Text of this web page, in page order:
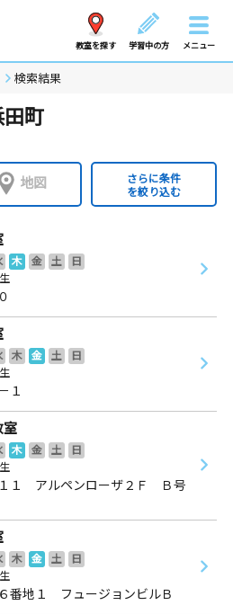
教室を探す 学習中の方 メニュー
検索結果
町
地図
さらに条件
を絞り込む
木 金 土
日
木 金 土
日
１
室
木 金 土
日
１ アルペンローザ２Ｆ Ｂ号
木 金 土
日
番地１ フュージョンビルＢ